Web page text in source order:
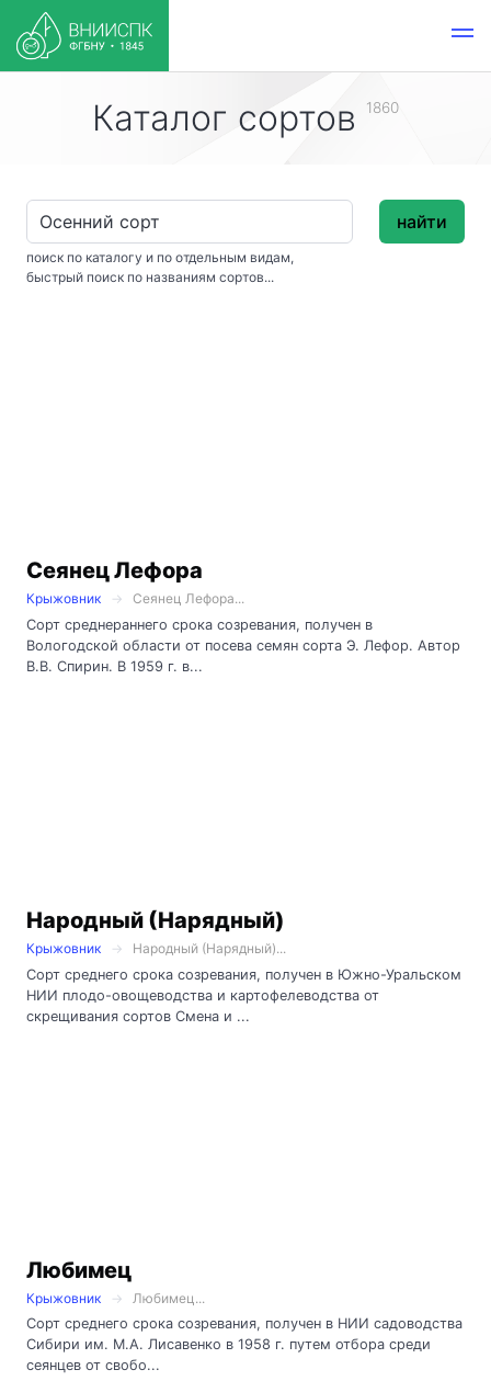
Каталог сортов 1860
поиск по каталогу и по отдельным видам,
быстрый поиск по названиям сортов...
найти
Сеянец Лефора
Крыжовник
Сеянец Лефора...
Сорт среднераннего срока созревания, получен в
Вологодской области от посева семян сорта Э. Лефор. Автор
В.В. Спирин. В 1959 г. в...
Народный (Нарядный)
Крыжовник
Народный (Нарядный)...
Сорт среднего срока созревания, получен в Южно-Уральском
НИИ плодо-овощеводства и картофелеводства от
скрещивания сортов Смена и ...
Любимец
Крыжовник
Любимец...
Сорт среднего срока созревания, получен в НИИ садоводства
Сибири им. М.А. Лисавенко в 1958 г. путем отбора среди
сеянцев от свобо...